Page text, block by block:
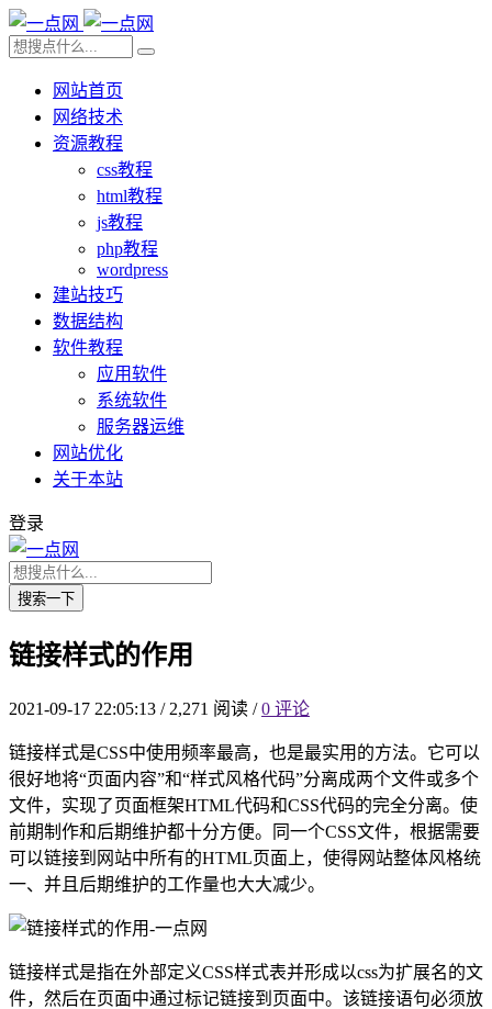
网站首页
网络技术
资源教程
css教程
html教程
js教程
php教程
wordpress
建站技巧
数据结构
软件教程
应用软件
系统软件
服务器运维
网站优化
关于本站
登录
搜索一下
链接样式的作用
2021-09-17 22:05:13 /2,271 阅读 / 0 评论
链接样式是CSS中使用频率最高，也是最实用的方法。它可以
很好地将“页面内容”和“样式风格代码”分离成两个文件或多个
文件，实现了页面框架HTML代码和CSS代码的完全分离。使
前期制作和后期维护都十分方便。同一个CSS文件，根据需要
可以链接到网站中所有的HTML页面上，使得网站整体风格统
一、并且后期维护的工作量也大大减少。
链接样式是指在外部定义CSS样式表并形成以css为扩展名的文
件，然后在页面中通过标记链接到页面中。该链接语句必须放